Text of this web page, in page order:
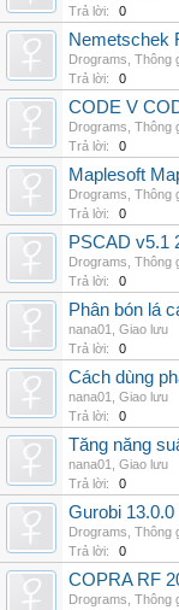
Trả lời:
0
Nemetschek
Drograms Thông
Trả lời:
0
CODE V
Drograms Thông
Trả lời:
0
Maplesoft
Drograms Thông
Trả lời:
0
PSCAD v5.1
Drograms Thông
Trả lời:
0
Phân bón lá
nana01
Giao lưu
Trả lời:
0
Cách dùng
nana01
Giao lưu
Trả lời:
0
Tăng năng
nana01
Giao lưu
Trả lời:
0
Gurobi 13.0.0
Drograms Thông
Trả lời:
0
COPRA RF
Drograms Thông